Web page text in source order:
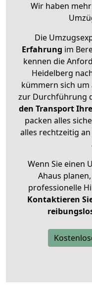
Wir haben
Die
Erfahrung im
kennen die
Heidelberg
kümmern sich um
zur Durchführung
den Transport
packen alles
alles rechtzeitig
Wenn Sie einen
Ahaus
professionelle
Kontaktieren